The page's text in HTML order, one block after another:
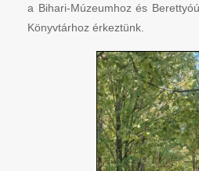
a Bihari-Múzeumhoz és
Könyvtárhoz érkeztünk.